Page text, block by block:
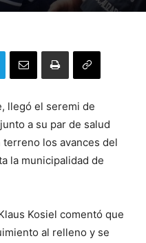
llegó el seremi de
a su par de salud
los avances del
la municipalidad de
Kosiel comentó que
al relleno y se